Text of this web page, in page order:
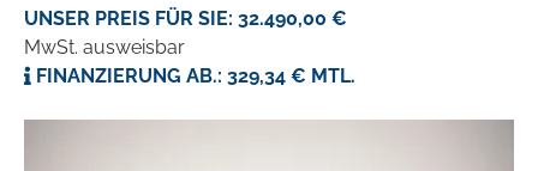
UNSER PREIS FÜR SIE: 32.490,00 €
MwSt. ausweisbar
FINANZIERUNG AB.: 329,34 € MTL.